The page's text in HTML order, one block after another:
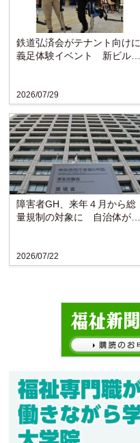
2026/07/29
鉄道弘済会がテナント向けに
義足体験イベント 新ビルの
2026/07/22
障害者GH、来年４月から総
量規制の対象に 自治体がサ